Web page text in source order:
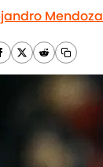
Mendoza